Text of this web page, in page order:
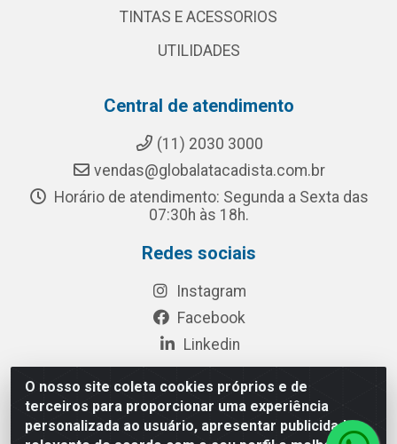
O nosso site coleta cookies próprios e de
terceiros para proporcionar uma experiência
personalizada ao usuário, apresentar publicidade
TINTAS E ACESSORIOS
UTILIDADES
Central de atendimento
(11) 2030 3000
vendas@globalatacadista.com.br
Horário de atendimento: Segunda a Sexta das
07:30h às 18h.
Redes sociais
Instagram
Facebook
Linkedin
Rua Chipuê, 117 - S. Miguel Paulista São Paulo/SP - CEP
08010-260- CNPJ: 03.010.739/0001-72